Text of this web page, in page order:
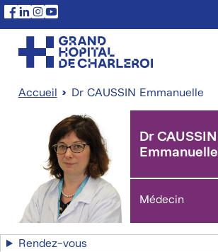
Aller
au
contenu
principal
Facebook
Linkedin
Instagram
Youtube
d'Ariane
Accueil Dr CAUSSIN Emmanuelle
Dr CAUSSIN
Emmanuelle
Médecin
Rendez-vous
Panneau de gestion des cookies